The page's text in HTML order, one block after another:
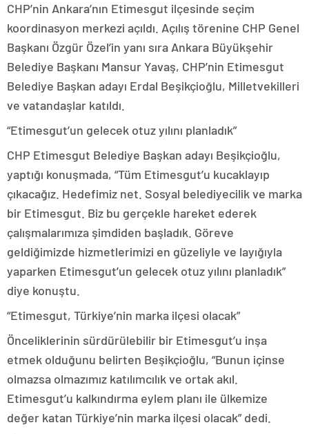
CHP’nin Ankara’nın Etimesgut ilçesinde seçim
koordinasyon merkezi açıldı. Açılış törenine CHP Genel
Başkanı Özgür Özel’in yanı sıra Ankara Büyükşehir
Belediye Başkanı Mansur Yavaş, CHP’nin Etimesgut
Belediye Başkan adayı Erdal Beşikçioğlu, Milletvekilleri
ve vatandaşlar katıldı.
“Etimesgut’un gelecek otuz yılını planladık”
CHP Etimesgut Belediye Başkan adayı Beşikçioğlu,
yaptığı konuşmada, “Tüm Etimesgut’u kucaklayıp
çıkacağız. Hedefimiz net. Sosyal belediyecilik ve marka
bir Etimesgut. Biz bu gerçekle hareket ederek
çalışmalarımıza şimdiden başladık. Göreve
geldiğimizde hizmetlerimizi en güzeliyle ve layığıyla
yaparken Etimesgut’un gelecek otuz yılını planladık”
diye konuştu.
“Etimesgut, Türkiye’nin marka ilçesi olacak”
Önceliklerinin sürdürülebilir bir Etimesgut’u inşa
etmek olduğunu belirten Beşikçioğlu, “Bunun içinse
olmazsa olmazımız katılımcılık ve ortak akıl.
Etimesgut’u kalkındırma eylem planı ile ülkemize
değer katan Türkiye’nin marka ilçesi olacak” dedi.